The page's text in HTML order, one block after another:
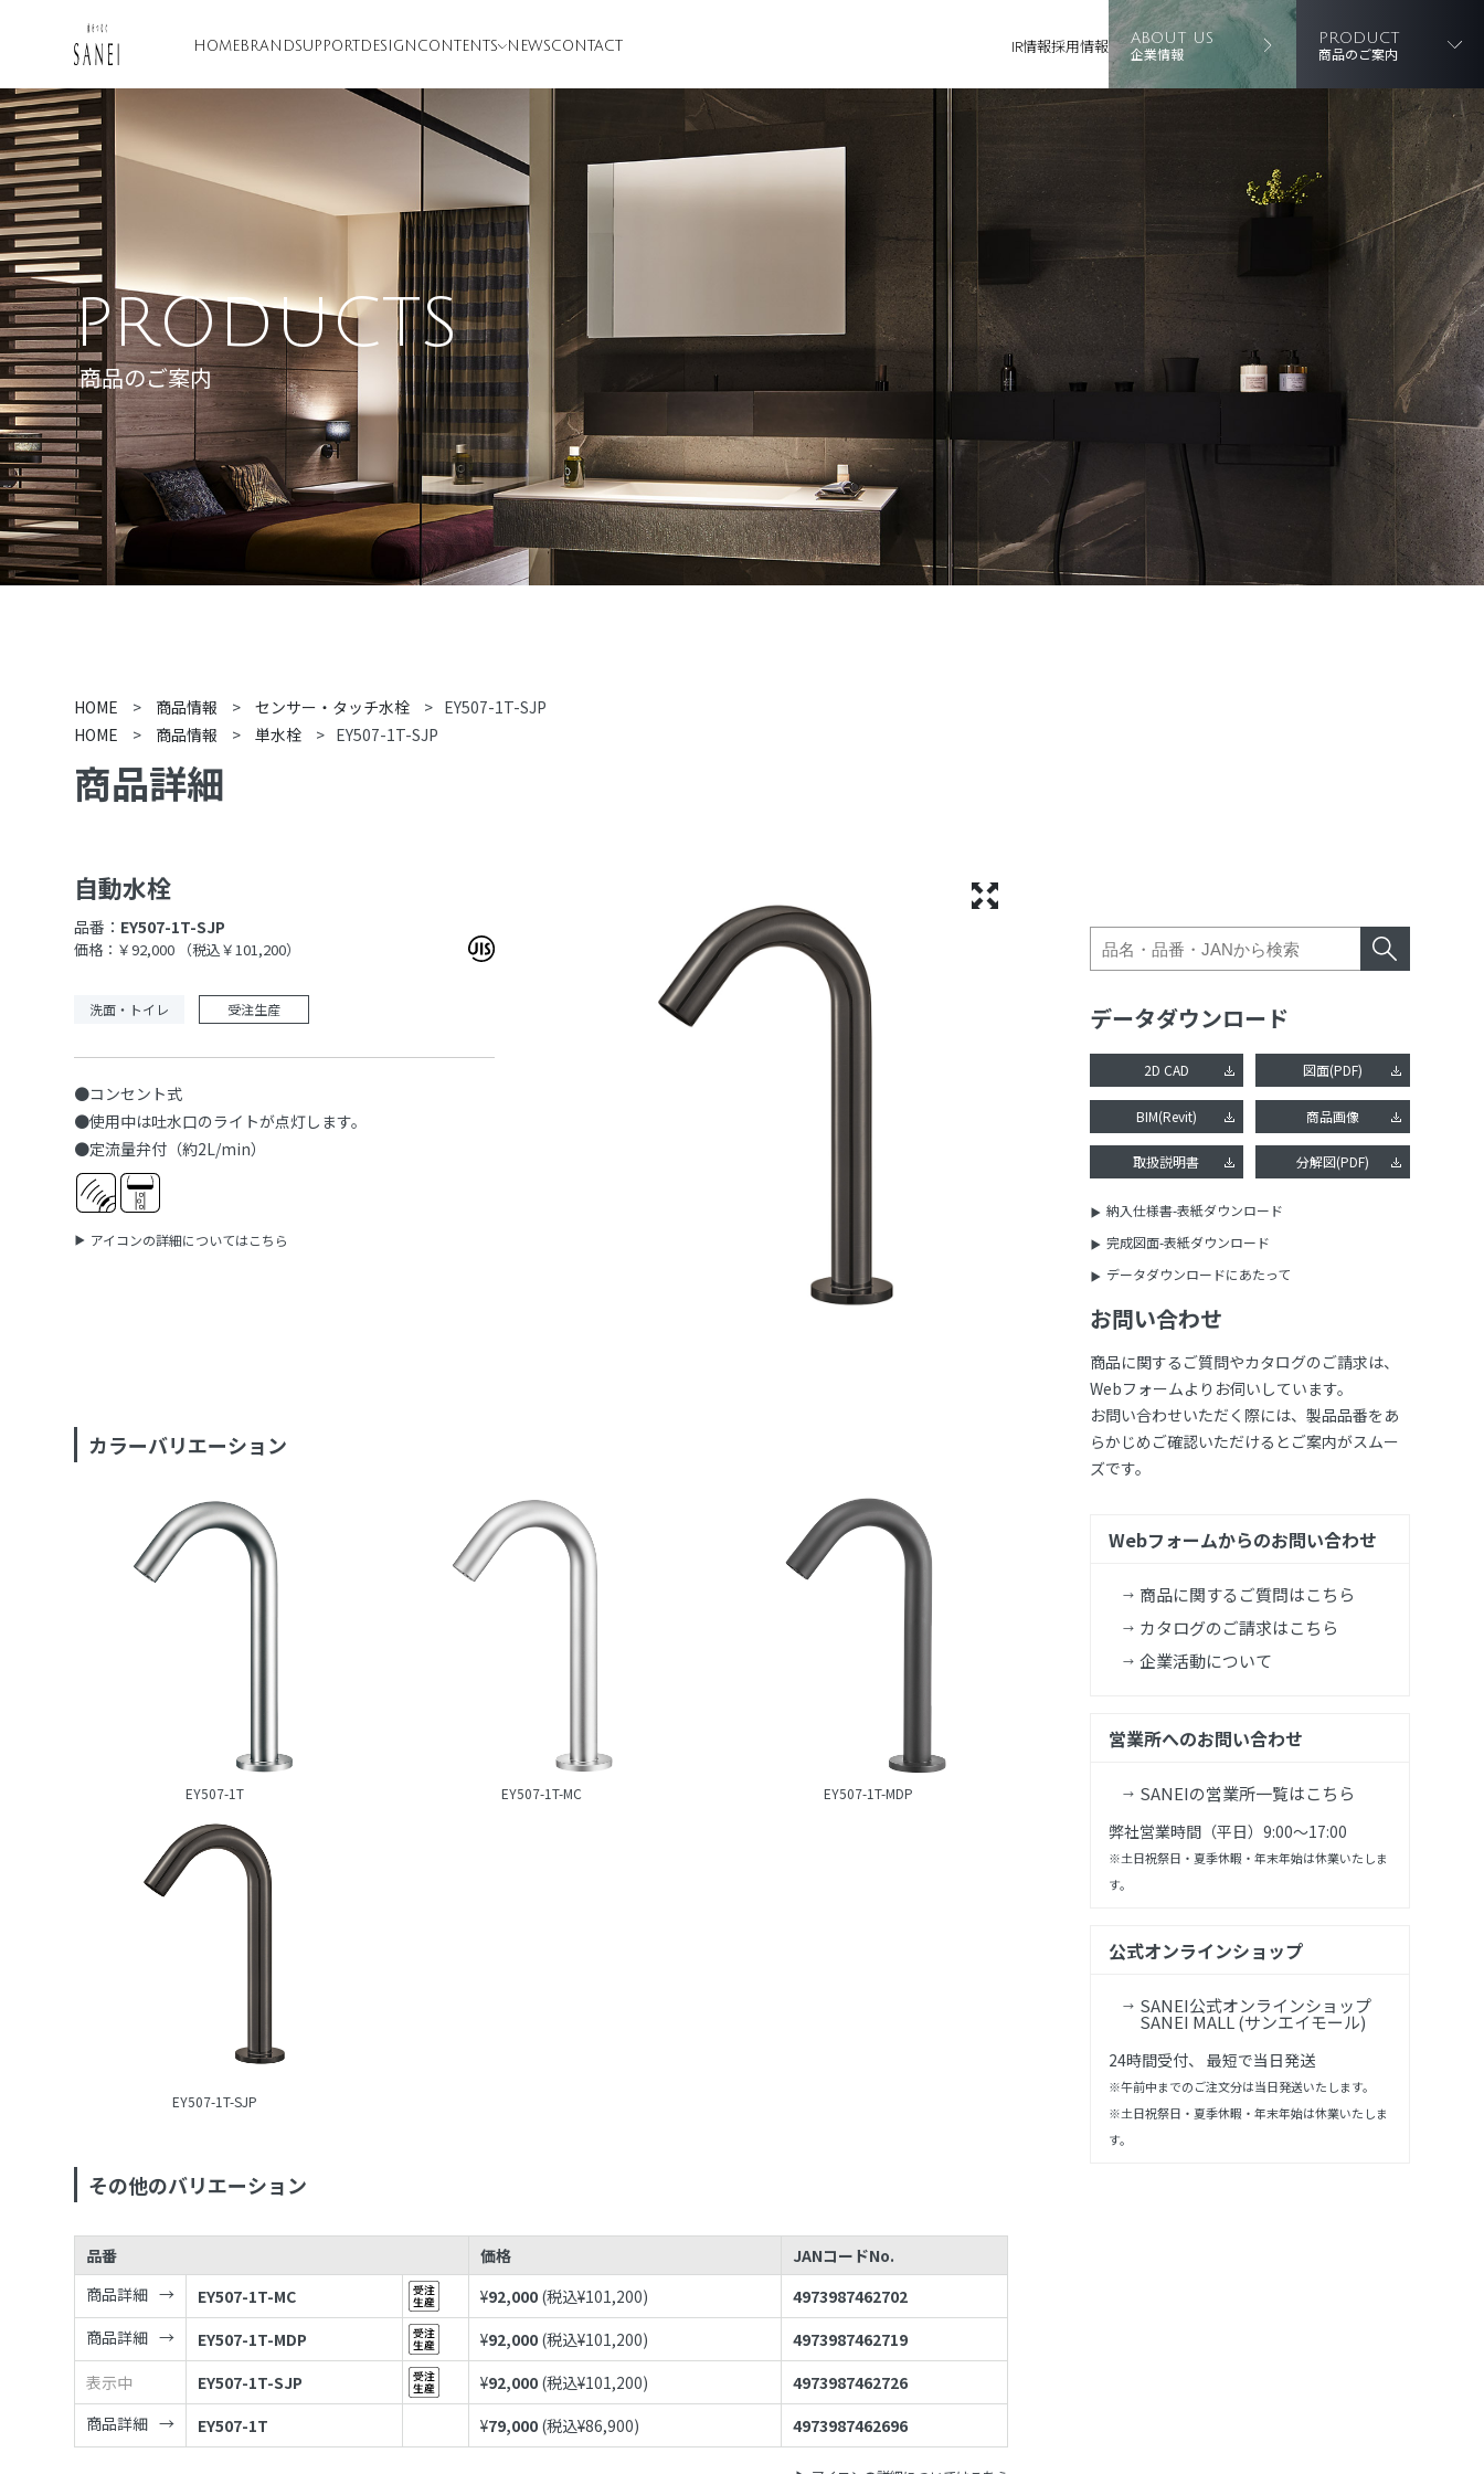
HOME BRANDSUPPORT DESIGN CONTENTS NEWSCONTACT IR情報採用情報 ABOUT US
企業情報
PRODUCT
商品のご案内
PRODUCTS
商品のご案内
HOME > 商品情報 > センサー・タッチ水栓 > EY507-1T-SJP
HOME
> 商品情報 > 単水栓 > EY507-1T-SJP
商品詳細
自動水栓
品番： EY507-1T-SJP
価格：￥92,000 （税込￥101,200）
洗面・トイレ 受注生産
●コンセント式
●使用中は吐水口のライトが点灯します。
●定流量弁付（約2L/min）
アイコンの詳細についてはこちら
カラーバリエーション
EY507-1T EY507-1T-MC EY507-1T-MDP
EY507-1T-SJP
その他のバリエーション
品番 価格
JANコードNo.
商品詳細
EY507-1T-MC ¥92,000 (税込¥101,200)
4973987462702
商品詳細
EY507-1T-MDP ¥92,000 (税込¥101,200)
4973987462719
表示中
EY507-1T-SJP ¥92,000 (税込¥101,200)
4973987462726
商品詳細
EY507-1T ¥79,000 (税込¥86,900) 4973987462696
データダウンロード
2D CAD 図面(PDF)
BIM(Revit) 商品画像
取扱説明書 分解図(PDF)
納入仕様書-表紙ダウンロード
完成図面-表紙ダウンロード
データダウンロードにあたって
お問い合わせ
商品に関するご質問やカタログのご請求は、
Webフォームよりお伺いしています。
お問い合わせいただく際には、製品品番をあ
らかじめご確認いただけるとご案内がスムー
ズです。
Webフォームからのお問い合わせ
商品に関するご質問はこちら
カタログのご請求はこちら
企業活動について
営業所へのお問い合わせ
SANEIの営業所一覧はこちら
弊社営業時間（平日）9:00～17:00
※土日祝祭日・夏季休暇・年末年始は休業いたしま
す。
公式オンラインショップ
SANEI公式オンラインショップ
SANEI MALL (サンエイモール)
24時間受付、 最短で当日発送
※午前中までのご注文分は当日発送いたします。
※土日祝祭日・夏季休暇・年末年始は休業いたしま
す。